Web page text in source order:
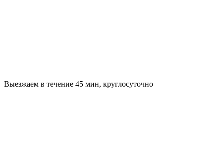
Выезжаем в течение 45 мин, круглосуточно